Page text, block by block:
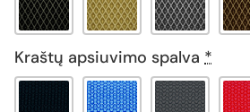
Kraštų apsiuvimo spalva *